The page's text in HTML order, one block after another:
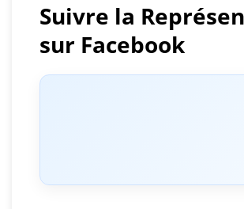
Suivre la
sur Facebook